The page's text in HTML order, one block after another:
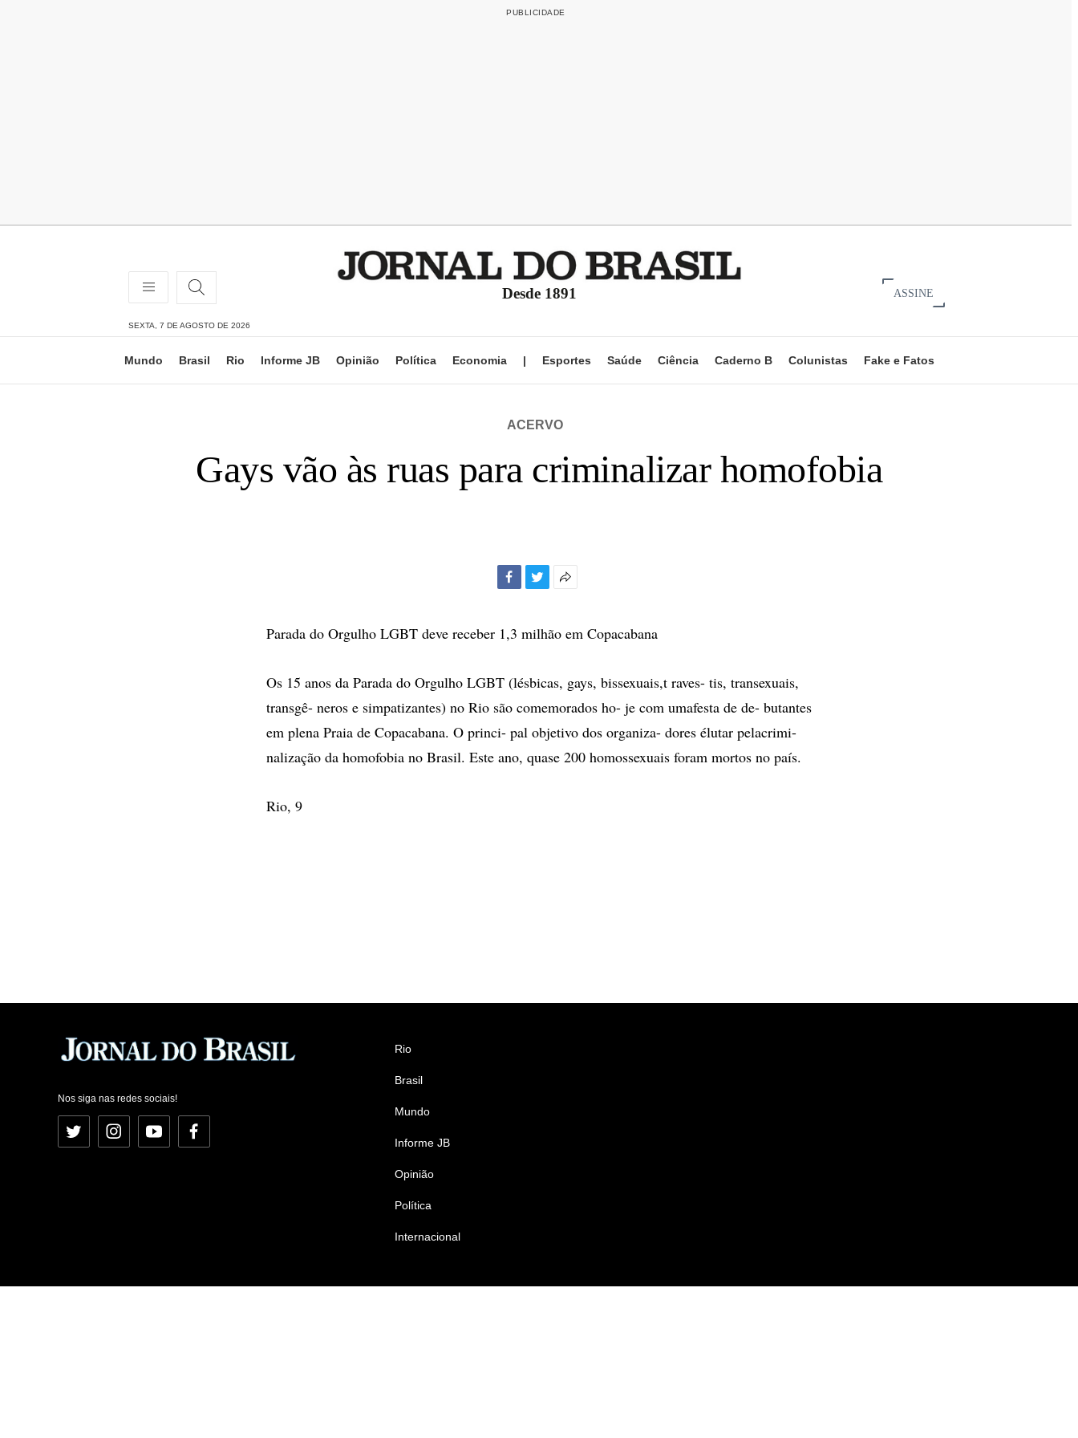
Desde 1891 ASSINE
SEXTA, 7 DE AGOSTO DE 2026
Mundo Brasil Rio Informe JB Opinião Política Economia | Esportes Saúde Ciência Caderno B Colunistas Fake e Fatos
ACERVO
Gays vão às ruas para criminalizar homofobia
compartilhamento
Parada do Orgulho LGBT deve receber 1,3 milhão em Copacabana
Os 15 anos da Parada do Orgulho LGBT (lésbicas, gays, bissexuais,t raves- tis, transexuais,
transgê- neros e simpatizantes) no Rio são comemorados ho- je com umafesta de de- butantes
em plena Praia de Copacabana. O princi- pal objetivo dos organiza- dores élutar pelacrimi-
nalização da homofobia no Brasil. Este ano, quase 200 homossexuais foram mortos no país.
Rio, 9
Nos siga nas redes sociais!
Twitter InstagramYouTubeFacebook
Rio
Brasil
Mundo
Informe JB
Opinião
Política
Internacional